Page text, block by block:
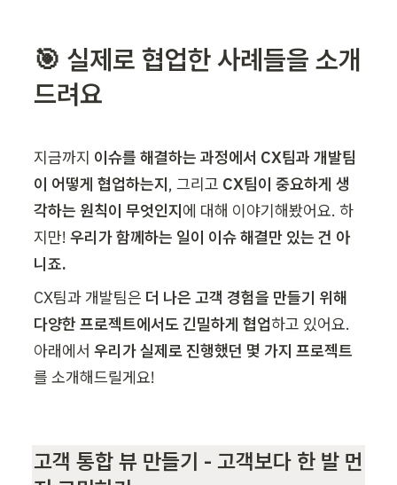
🎯 실제로 협업한 사례들을 소개
드려요
지금까지 이슈를 해결하는 과정에서 CX팀과 개발팀
이 어떻게 협업하는지, 그리고 CX팀이 중요하게 생
각하는 원칙이 무엇인지에 대해 이야기해봤어요. 하
지만! 우리가 함께하는 일이 이슈 해결만 있는 건 아
니죠.
CX팀과 개발팀은 더 나은 고객 경험을 만들기 위해
다양한 프로젝트에서도 긴밀하게 협업하고 있어요.
아래에서 우리가 실제로 진행했던 몇 가지 프로젝트
를 소개해드릴게요!
고객 통합 뷰 만들기 - 고객보다 한 발 먼